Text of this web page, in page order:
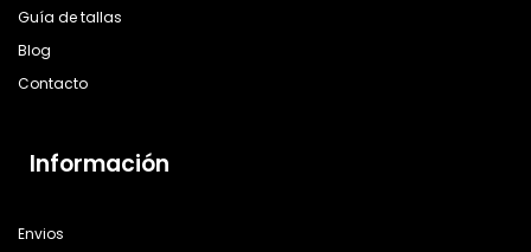
Guía de tallas
Blog
Contacto
Información
Envios